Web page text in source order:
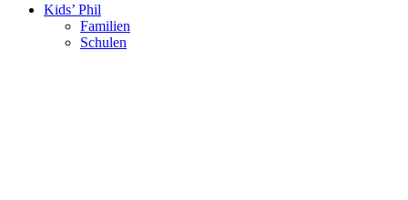
Kids’ Phil
Familien
Schulen